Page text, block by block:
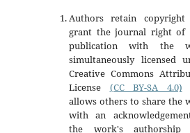
Authors retain copyright
grant the journal right of
publication with the
simultaneously licensed
Creative Commons
License (CC BY-SA 4.0)
allows others to share the
with an
the work's authorship